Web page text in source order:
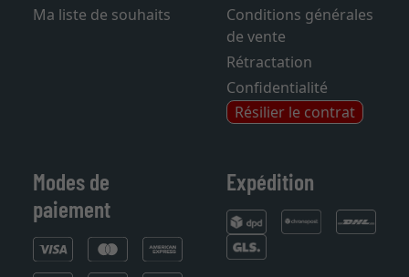
Ma liste de souhaits
Conditions générales
de vente
Rétractation
Confidentialité
Résilier le contrat
Modes de
paiement
Expédition